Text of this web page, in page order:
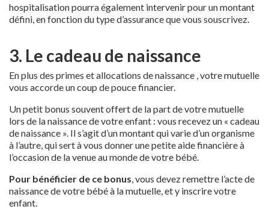
hospitalisation pourra également intervenir pour un montant
défini, en fonction du type d’assurance que vous souscrivez.
3. Le cadeau de naissance
En plus des primes et allocations de naissance , votre mutuelle
vous accorde un coup de pouce financier.
Un petit bonus souvent offert de la part de votre mutuelle
lors de la naissance de votre enfant : vous recevez un « cadeau
de naissance ». Il s’agit d’un montant qui varie d’un organisme
à l’autre, qui sert à vous donner une petite aide financière à
l’occasion de la venue au monde de votre bébé.
Pour bénéficier de ce bonus , vous devez remettre l’acte de
naissance de votre bébé à la mutuelle, et y inscrire votre
enfant.